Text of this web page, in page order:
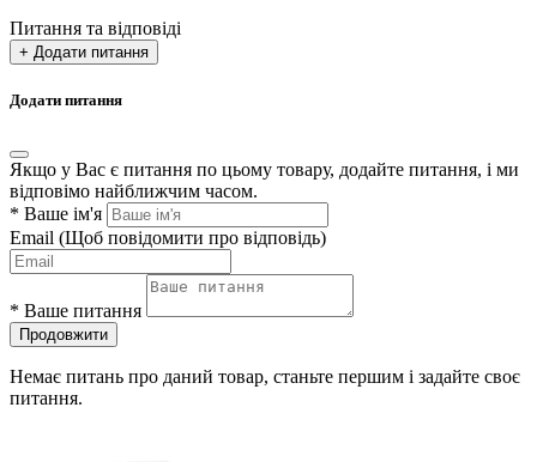
Питання та відповіді
+ Додати питання
Додати питання
Якщо у Вас є питання по цьому товару, додайте питання, і ми
відповімо найближчим часом.
* Ваше ім'я
Email (Щоб повідомити про відповідь)
* Ваше питання
Продовжити
Немає питань про даний товар, станьте першим і задайте своє
питання.